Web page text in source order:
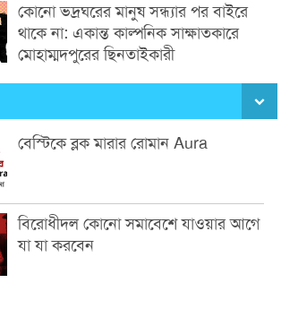
কোনো ভদ্রঘরের মানুষ সন্ধ্যার পর বাইরে
থাকে না: একান্ত কাল্পনিক সাক্ষাতকারে
মোহাম্মদপুরের ছিনতাইকারী
বেস্টিকে ব্লক মারার রোমান Aura
বিরোধীদল কোনো সমাবেশে যাওয়ার আগে
যা যা করবেন